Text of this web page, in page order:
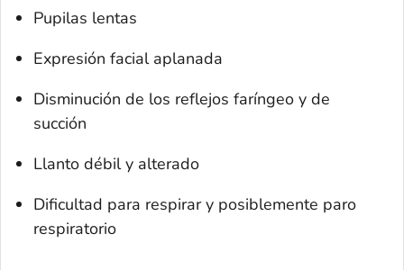
Pupilas lentas
Expresión facial aplanada
Disminución de los reflejos faríngeo y de
succión
Llanto débil y alterado
Dificultad para respirar y posiblemente paro
respiratorio